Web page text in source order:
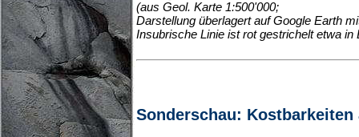
(aus Geol. Karte 1:500'000;
Darstellung überlagert auf Google Earth
Insubrische Linie ist rot gestrichelt etwa in
Sonderschau: Kostbarkeiten